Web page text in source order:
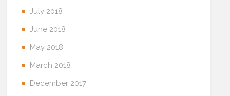
July 2018
June 2018
May 2018
March 2018
December 2017